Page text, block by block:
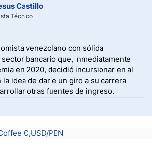
Castillo
Técnico
venezolano con sólida
bancario que, inmediatamente
en 2020, decidió incursionar en al
la idea de darle un giro a su carrera
otras fuentes de ingreso.
C USD/PEN